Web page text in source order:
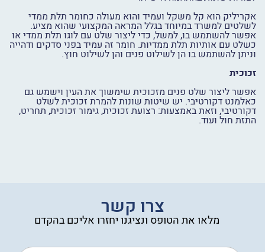
אקריליק הוא קל משקל ועמיד והוא מעולה כחומר תלת ממדי
לשלטים למשרד במיוחד בגלל המראה המקצועי שהוא מציע.
אפשר להשתמש בו, למשל, כדי ליצור שלט עם לוגו תלת ממדי או
כשלט עם אותיות תלת ממדיות. חומר זה עמיד בפני סדקים ודהייה
וניתן להשתמש בו הן לשילוט פנים והן לשילוט חוץ.
זכוכית
אפשר ליצור שלט פנים מזכוכית שימשוך את העין וישמש גם
כאלמנט דקורטיבי. יש שיטות שונות להמרת זכוכית לשלט
דקורטיבי, וזאת באמצעות: רצועת זכוכית, גימור זכוכית, תחריט,
התזת חול ועוד.
צרו קשר
מלאו את הטופס ונציגנו יחזרו אליכם בהקדם